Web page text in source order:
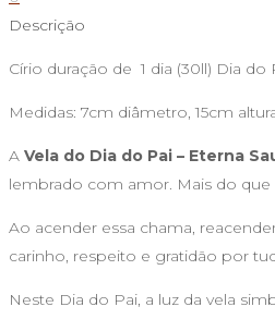
Pai
Descrição
Círio duração de 1 dia (30ll) Dia do
Medidas: 7cm diâmetro, 15cm
A Vela do Dia do Pai – Eterna
lembrado com amor. Mais do
Ao acender essa chama,
carinho, respeito e gratidão por
Neste Dia do Pai, a luz da vela